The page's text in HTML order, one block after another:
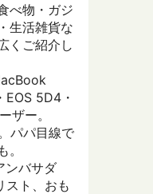
べ物・ガジ
生活雑貨な
くご紹介し
5D4・
ザー。
パパ目線で
ンバサダ
スト、おも